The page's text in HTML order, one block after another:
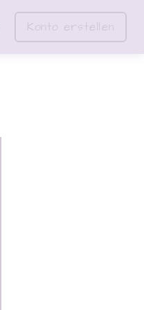
Konto erstellen